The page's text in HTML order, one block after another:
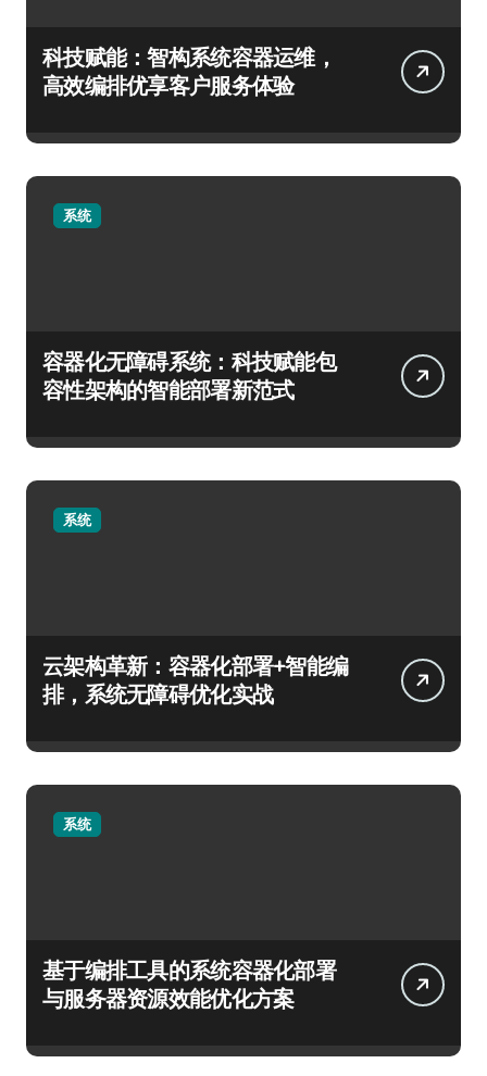
科技赋能：智构系统容器运维，
高效编排优享客户服务体验
系统
容器化无障碍系统：科技赋能包
容性架构的智能部署新范式
系统
云架构革新：容器化部署+智能编
排，系统无障碍优化实战
系统
基于编排工具的系统容器化部署
与服务器资源效能优化方案